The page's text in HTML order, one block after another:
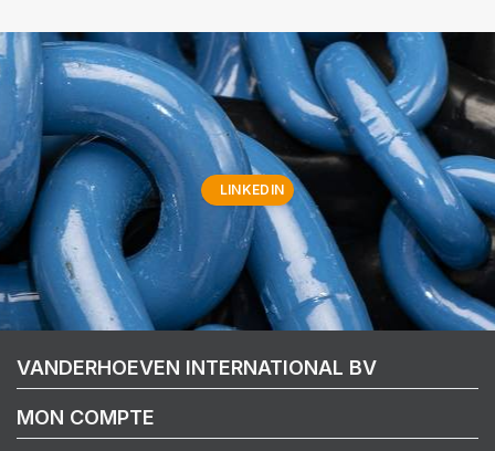
LINKEDIN
VANDERHOEVEN INTERNATIONAL BV
MON COMPTE